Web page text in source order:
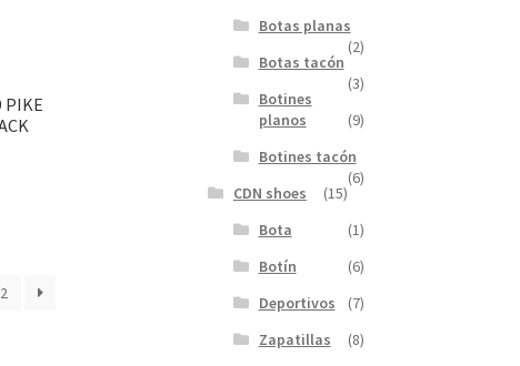
PIKE
2
Botas planas
(2)
Botas tacón
(3)
Botines
planos
(9)
Botines tacón
(6)
CDN shoes
(15)
Bota
(1)
Botín
(6)
Deportivos
(7)
Zapatillas
(8)